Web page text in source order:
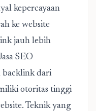
kepercayaan
ke website
jauh lebih
SEO
backlink dari
otoritas tinggi
Teknik yang